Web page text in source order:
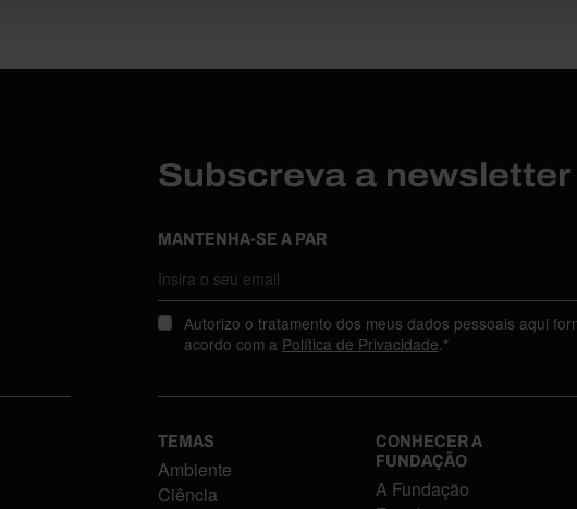
Subscreva a
MANTENHA-SE A PAR
Autorizo o tratamento dos meus dados pessoais aqui
acordo com a Política de Privacidade.*
TEMAS
Ambiente
Ciência
CONHECER A
FUNDAÇÃO
A Fundação